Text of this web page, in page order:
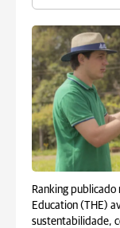
Ranking
Education (THE)
sustentabilidade,